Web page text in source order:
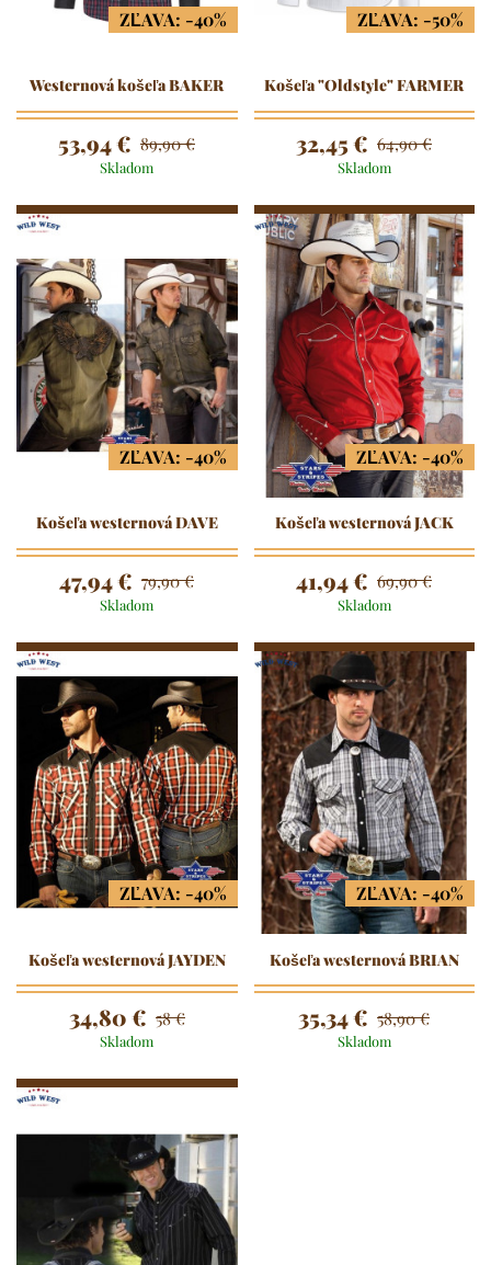
ZĽAVA: -40%
Westernová košeľa BAKER
53,94 € 89,90 €
Skladom
ZĽAVA: -50%
Košeľa "Oldstyle" FARMER
32,45 € 64,90 €
Skladom
ZĽAVA: -40%
Košeľa westernová DAVE
47,94 € 79,90 €
Skladom
ZĽAVA: -40%
Košeľa westernová JACK
41,94 € 69,90 €
Skladom
ZĽAVA: -40%
Košeľa westernová JAYDEN
34,80 € 58 €
Skladom
ZĽAVA: -40%
Košeľa westernová BRIAN
35,34 € 58,90 €
Skladom